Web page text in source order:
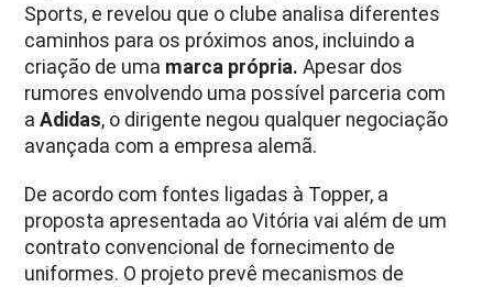
Sports, e revelou que o clube analisa diferentes
caminhos para os próximos anos, incluindo a
criação de uma marca própria. Apesar dos
rumores envolvendo uma possível parceria com
aAdidas, o dirigente negou qualquer negociação
avançada com a empresa alemã.
De acordo com fontes ligadas à Topper, a
proposta apresentada ao Vitória vai além de um
contrato convencional de fornecimento de
uniformes. O projeto prevê mecanismos de